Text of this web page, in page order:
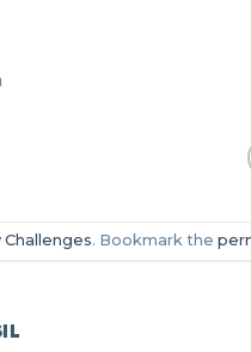
. Bookmark the